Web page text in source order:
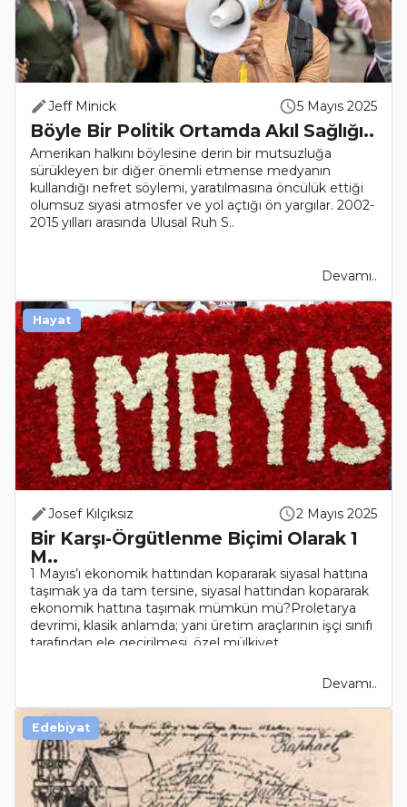
Jeff Minick 5 Mayıs 2025
Böyle Bir Politik Ortamda Akıl Sağlığı..
Amerikan halkını böylesine derin bir mutsuzluğa
sürükleyen bir diğer önemli etmense medyanın
kullandığı nefret söylemi, yaratılmasına öncülük ettiği
olumsuz siyasi atmosfer ve yol açtığı ön yargılar. 2002-
2015 yılları arasında Ulusal Ruh S..
Devamı..
Josef Kılçıksız 2 Mayıs 2025
Bir Karşı-Örgütlenme Biçimi Olarak 1
M..
1 Mayıs’ı ekonomik hattından kopararak siyasal hattına
taşımak ya da tam tersine, siyasal hattından kopararak
ekonomik hattına taşımak mümkün mü?Proletarya
devrimi, klasik anlamda; yani üretim araçlarının işçi sınıfı
tarafından ele geçirilmesi, özel mülkiyet..
Devamı..
Hayat
Edebiyat